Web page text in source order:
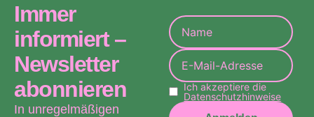
Immer
informiert –
Newsletter
abonnieren
In unregelmäßigen
Ich akzeptiere die
Datenschutzhinweise